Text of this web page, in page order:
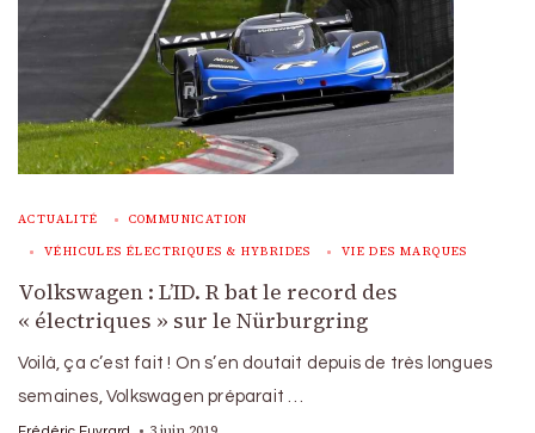
ACTUALITÉ COMMUNICATION
VÉHICULES ÉLECTRIQUES & HYBRIDES VIE DES MARQUES
Volkswagen : L’ID. R bat le record des
« électriques » sur le Nürburgring
Voilà, ça c’est fait ! On s’en doutait depuis de très longues
semaines, Volkswagen préparait …